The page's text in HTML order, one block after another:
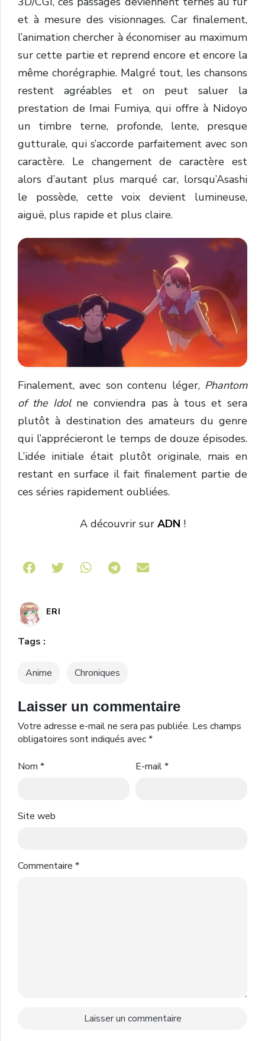
et à mesure des visionnages. Car finalement,
l’animation chercher à économiser au maximum
sur cette partie et reprend encore et encore la
même chorégraphie. Malgré tout, les chansons
restent agréables et on peut saluer la
prestation de Imai Fumiya, qui offre à Nidoyo
un timbre terne, profonde, lente, presque
gutturale, qui s’accorde parfaitement avec son
caractère. Le changement de caractère est
alors d’autant plus marqué car, lorsqu’Asashi
le possède, cette voix devient lumineuse,
aiguë, plus rapide et plus claire.
Finalement, avec son contenu léger, Phantom
of the Idolne conviendra pas à tous et sera
plutôt à destination des amateurs du genre
qui l’apprécieront le temps de douze épisodes.
L’idée initiale était plutôt originale, mais en
restant en surface il fait finalement partie de
ces séries rapidement oubliées.
A découvrir sur ADN !
Share on Telegram
ERI
Tags :
Anime Chroniques
Laisser un commentaire
Votre adresse e-mail ne sera pas publiée. Les champs
obligatoires sont indiqués avec*
Nom * E-mail*
Site web
Commentaire *